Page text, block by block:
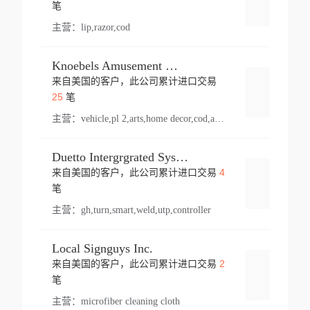
笔
主营： lip,razor,cod
Knoebels Amusement Resort
来自美国的客户，此公司累计进口交易
25笔
主营： vehicle,pl 2,arts,home decor,cod,amusement ride,sea
Duetto Intergrgrated Systems Inc.
来自美国的客户，此公司累计进口交易 4
笔
主营： gh,turn,smart,weld,utp,controller
Local Signguys Inc.
来自美国的客户，此公司累计进口交易 2
笔
主营： microfiber cleaning cloth